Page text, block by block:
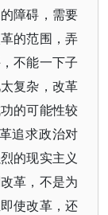
障碍，需要
的范围，弄
不能一下子
复杂，改革
的可能性较
追求政治对
的现实主义
革，不是为
使改革，还